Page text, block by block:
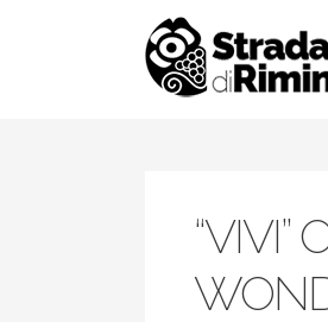
“VIVI”